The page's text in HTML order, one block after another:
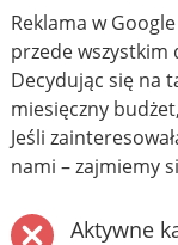
Reklama w
przede
Decydując się na
miesięczny
Jeśli
nami – zajmiemy
Aktywne